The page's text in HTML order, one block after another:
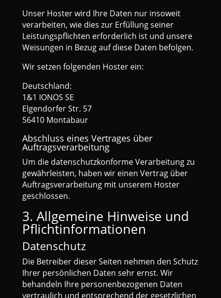
Unser Hoster wird Ihre Daten nur insoweit
verarbeiten, wie dies zur Erfüllung seiner
Leistungspflichten erforderlich ist und unsere
Weisungen in Bezug auf diese Daten befolgen.
Wir setzen folgenden Hoster ein:
Deutschland:
1&1 IONOS SE
Elgendorfer Str. 57
56410 Montabaur
Abschluss eines Vertrages über
Auftragsverarbeitung
Um die datenschutzkonforme Verarbeitung zu
gewährleisten, haben wir einen Vertrag über
Auftragsverarbeitung mit unserem Hoster
geschlossen.
3. Allgemeine Hinweise und
Pflicht­informationen
Datenschutz
Die Betreiber dieser Seiten nehmen den Schutz
Ihrer persönlichen Daten sehr ernst. Wir
behandeln Ihre personenbezogenen Daten
vertraulich und entsprechend der gesetzlichen